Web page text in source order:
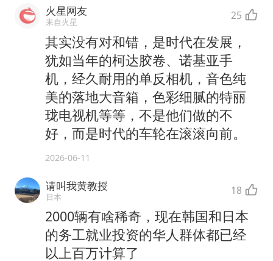
火星网友
来自火星 25
其实没有对和错，是时代在发展，
犹如当年的柯达胶卷、诺基亚手
机，经久耐用的单反相机，音色纯
美的落地大音箱，色彩细腻的特丽
珑电视机等等，不是他们做的不
好，而是时代的车轮在滚滚向前。
2026-06-11
请叫我黄教授
日本 18
2000辆有啥稀奇，现在韩国和日本
的务工就业投资的华人群体都已经
以上百万计算了